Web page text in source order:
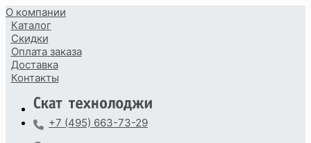
О компании
Каталог
Скидки
Оплата заказа
Доставка
Контакты
+7 (495) 663-73-29